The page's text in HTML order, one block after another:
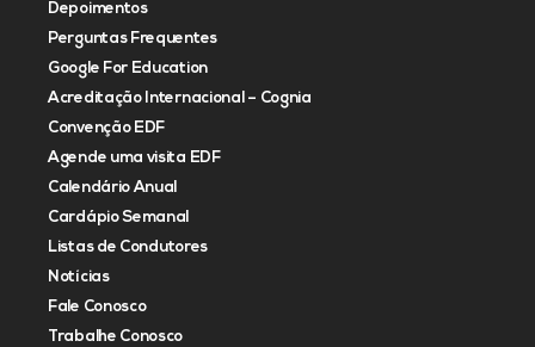
Depoimentos
Perguntas Frequentes
Google For Education
Acreditação Internacional – Cognia
Convenção EDF
Agende uma visita EDF
Calendário Anual
Cardápio Semanal
Listas de Condutores
Notícias
Fale Conosco
Trabalhe Conosco